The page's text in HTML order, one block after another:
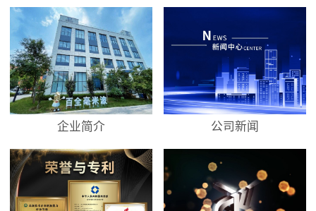
企业简介 公司新闻